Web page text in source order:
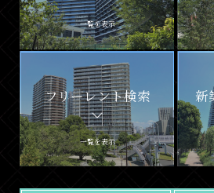
一覧を表示
フリーレント検索
一覧を表示
新